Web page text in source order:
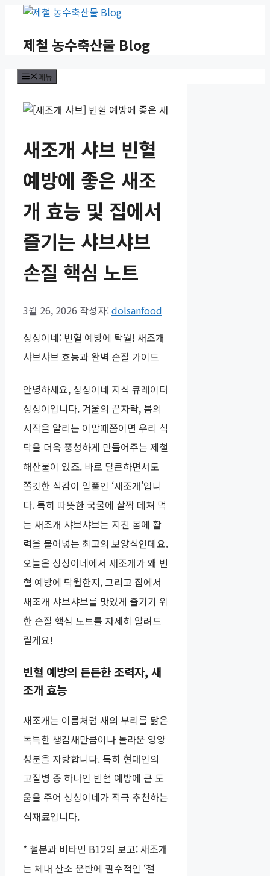
제철 농수축산물 Blog
메뉴
새조개 샤브 빈혈
예방에 좋은 새조
개 효능 및 집에서
즐기는 샤브샤브
손질 핵심 노트
3월 26, 2026 작성자:dolsanfood
싱싱이네: 빈혈 예방에 탁월! 새조개
샤브샤브 효능과 완벽 손질 가이드
안녕하세요, 싱싱이네 지식 큐레이터
싱싱이입니다. 겨울의 끝자락, 봄의
시작을 알리는 이맘때쯤이면 우리 식
탁을 더욱 풍성하게 만들어주는 제철
해산물이 있죠. 바로 달큰하면서도
쫄깃한 식감이 일품인 ‘새조개’입니
다. 특히 따뜻한 국물에 살짝 데쳐 먹
는 새조개 샤브샤브는 지친 몸에 활
력을 불어넣는 최고의 보양식인데요.
오늘은 싱싱이네에서 새조개가 왜 빈
혈 예방에 탁월한지, 그리고 집에서
새조개 샤브샤브를 맛있게 즐기기 위
한 손질 핵심 노트를 자세히 알려드
릴게요!
빈혈 예방의 든든한 조력자, 새
조개 효능
새조개는 이름처럼 새의 부리를 닮은
독특한 생김새만큼이나 놀라운 영양
성분을 자랑합니다. 특히 현대인의
고질병 중 하나인 빈혈 예방에 큰 도
움을 주어 싱싱이네가 적극 추천하는
식재료입니다.
* 철분과 비타민 B12의 보고: 새조개
는 체내 산소 운반에 필수적인 ‘철